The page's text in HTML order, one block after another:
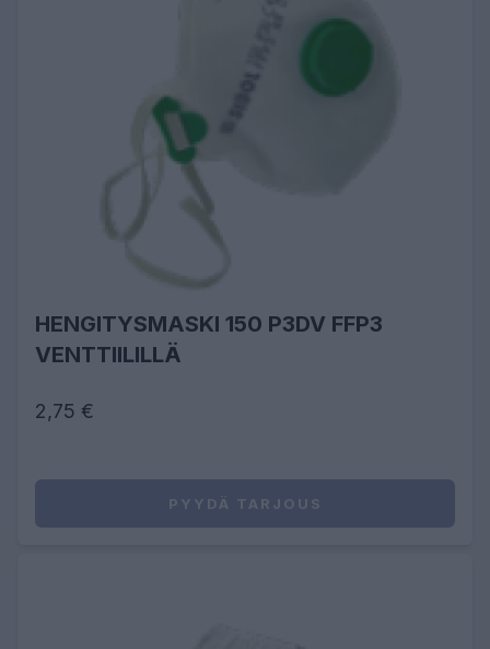
HENGITYSMASKI 150 P3DV FFP3
VENTTIILILLÄ
2,75 €
PYYDÄ TARJOUS